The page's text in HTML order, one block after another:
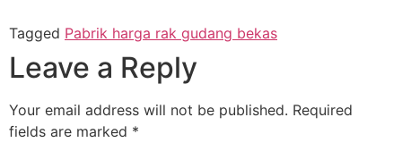
Tagged Pabrik harga rak gudang bekas
Leave a Reply
Your email address will not be published. Required
fields are marked *